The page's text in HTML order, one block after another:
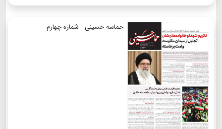
حماسه حسینی - شماره چهارم